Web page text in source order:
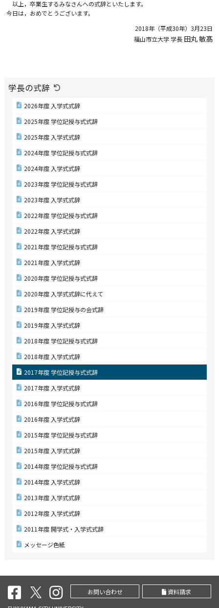
以上，卒業生するみなさんへの式辞といたします。
今日は，おめでとうございます。
2018年（平成30年）3月23日
福山市立大学 学長 田丸 敏髙
学長の式辞
2026年度 入学式式辞
2025年度 学位記授与式式辞
2025年度 入学式式辞
2024年度 学位記授与式式辞
2024年度 入学式式辞
2023年度 学位記授与式式辞
2023年度 入学式式辞
2022年度 学位記授与式式辞
2022年度 入学式式辞
2021年度 学位記授与式式辞
2021年度 入学式式辞
2020年度 学位記授与式式辞
2020年度 入学式式辞に代えて
2019年度 学位記授与の会式辞
2019年度 入学式式辞
2018年度 学位記授与式式辞
2018年度 入学式式辞
2017年度 学位記授与式式辞
2017年度 入学式式辞
2016年度 学位記授与式式辞
2016年度 入学式式辞
2015年度 学位記授与式式辞
2015年度 入学式式辞
2014年度 学位記授与式式辞
2014年度 入学式式辞
2013年度 入学式式辞
2012年度 入学式式辞
2011年度 開学式・入学式式辞
メッセージ色紙
お問い合わせ
資料請求